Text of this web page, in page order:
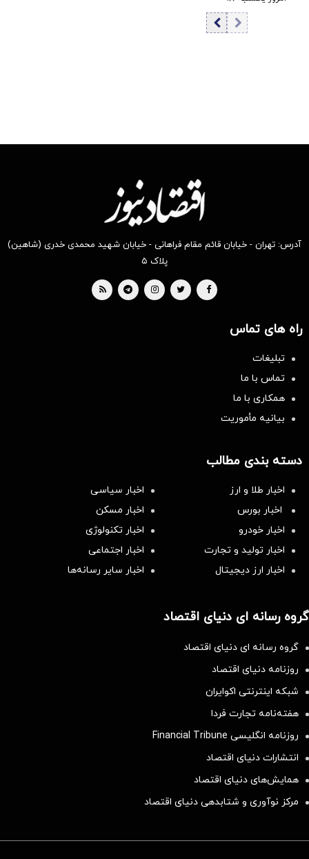
مرداد ۱۴۰۵/کاهش
قیمت طلا و سکه
آدرس: تهران - خیابان قائم مقام فراهانی - خیابان شهید محمدی خدری (شاهین)
پلاک ۵
راه های تماس
تبلیغات
تماس با ما
همکاری با ما
بیانیه مأموریت
دسته بندی مطالب
اخبار طلا و ارز
اخبار سیاسی
اخبار بورس
اخبار مسکن
اخبار خودرو
اخبار تکنولوژی
اخبار تولید و تجارت
اخبار اجتماعی
اخبار ارز دیجیتال
اخبار سایر رسانه‌‌ها
گروه رسانه ای دنیای اقتصاد
گروه رسانه ای دنیای اقتصاد
روزنامه دنیای اقتصاد
شبکه اینترنتی اکوایران
هفته‌نامه تجارت فردا
روزنامه انگلیسی Financial Tribune
انتشارات دنیای اقتصاد
همایش‌های دنیای اقتصاد
مرکز نوآوری و شتابدهی دنیای اقتصاد